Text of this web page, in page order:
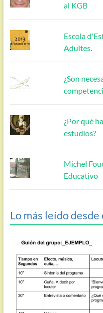
al KGB
Escola
Adultes.
¿Son
¿Por qué
estudios?
Michel
Educativo
Lo más leído